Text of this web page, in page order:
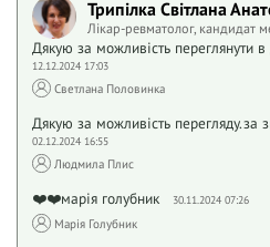
Трипілка Світлана
Лікар-ревматолог, кандидат
Дякую за можливість
12.12.2024 17:03
Светлана Половинка
Дякую за можливість перегляду.за
02.12.2024 16:55
Людмила Плис
❤️❤️марія голубник 30.11.2024 07:26
Марія Голубник